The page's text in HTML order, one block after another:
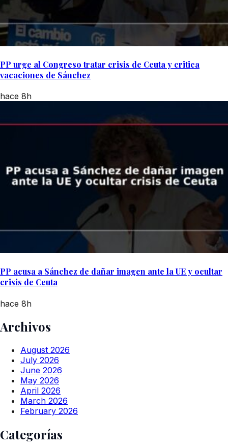
PP urge al Congreso tratar crisis de Ceuta y critica
vacaciones de Sánchez
hace 8h
PP acusa a Sánchez de dañar imagen ante la UE y ocultar
crisis de Ceuta
hace 8h
Archivos
August 2026
July 2026
June 2026
May 2026
April 2026
March 2026
February 2026
Categorías